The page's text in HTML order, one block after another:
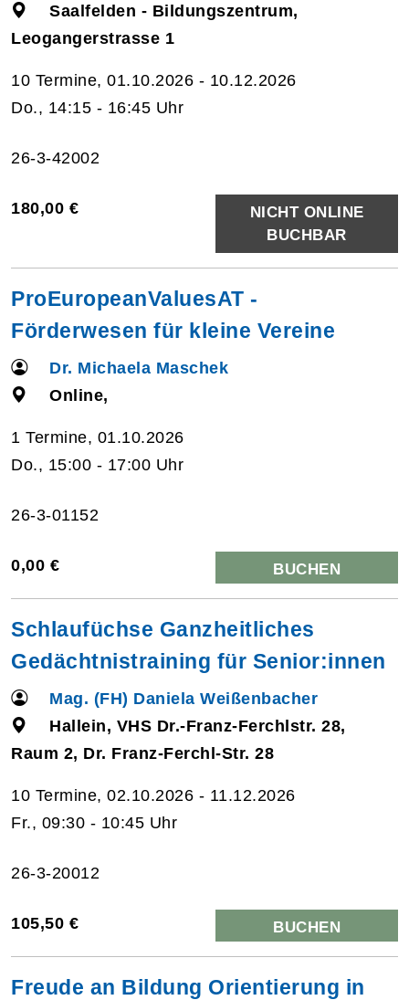
Saalfelden - Bildungszentrum,
Leogangerstrasse 1
10 Termine, 01.10.2026 - 10.12.2026
Do., 14:15 - 16:45 Uhr
26-3-42002
180,00 €
NICHT ONLINE
BUCHBAR
ProEuropeanValuesAT -
Förderwesen für kleine Vereine
Dr. Michaela Maschek
Online,
1 Termine, 01.10.2026
Do., 15:00 - 17:00 Uhr
26-3-01152
0,00 € BUCHEN
Schlaufüchse Ganzheitliches
Gedächtnistraining für Senior:innen
Mag. (FH) Daniela Weißenbacher
Hallein, VHS Dr.-Franz-Ferchlstr. 28,
Raum 2, Dr. Franz-Ferchl-Str. 28
10 Termine, 02.10.2026 - 11.12.2026
Fr., 09:30 - 10:45 Uhr
26-3-20012
105,50 € BUCHEN
Freude an Bildung Orientierung in